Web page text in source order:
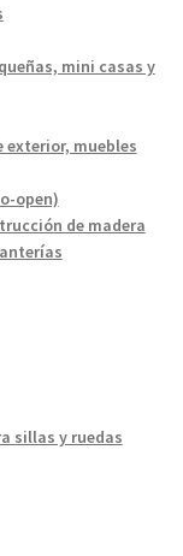
mini casas y
exterior, muebles
open)
de madera
sillas y ruedas